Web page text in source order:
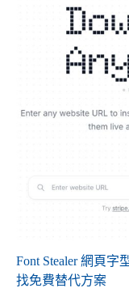
Font Stealer 網頁
找免費替代方案